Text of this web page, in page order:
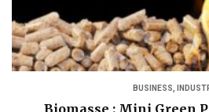
BUSINESS
Biomasse : Mini Green